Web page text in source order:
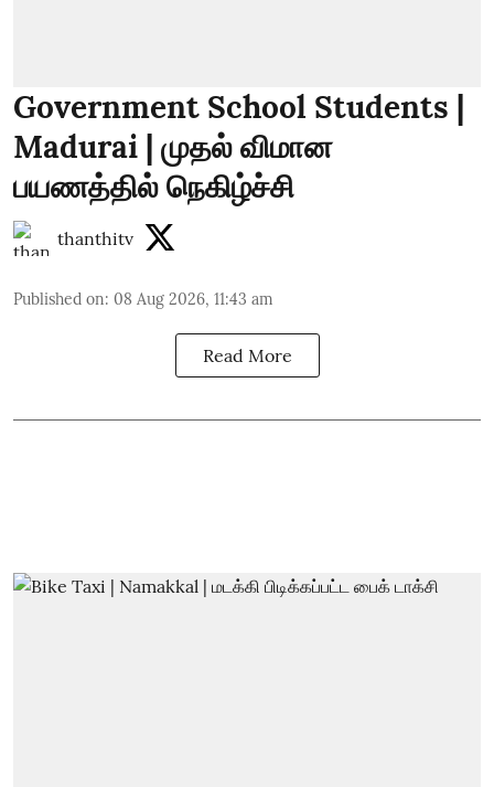
Government School Students |
Madurai | முதல் விமான
பயணத்தில் நெகிழ்ச்சி
thanthitv
Published on: 08 Aug 2026, 11:43 am
Read More